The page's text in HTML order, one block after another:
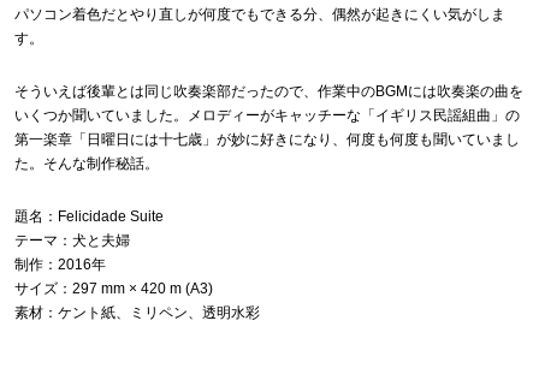
パソコン着色だとやり直しが何度でもできる分、偶然が起きにくい気がしま
す。
そういえば後輩とは同じ吹奏楽部だったので、作業中のBGMには吹奏楽の曲を
いくつか聞いていました。メロディーがキャッチーな「イギリス民謡組曲」の
第一楽章「日曜日には十七歳」が妙に好きになり、何度も何度も聞いていまし
た。そんな制作秘話。
題名：Felicidade Suite
テーマ：犬と夫婦
制作：2016年
サイズ：297 mm × 420 m (A3)
素材：ケント紙、ミリペン、透明水彩